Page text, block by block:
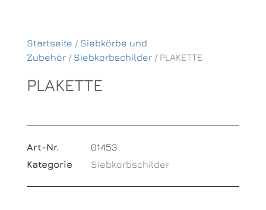
Startseite / Siebkörbe und
Zubehör / Siebkorbschilder / PLAKETTE
PLAKETTE
Art-Nr.
01453
Kategorie
Siebkorbschilder